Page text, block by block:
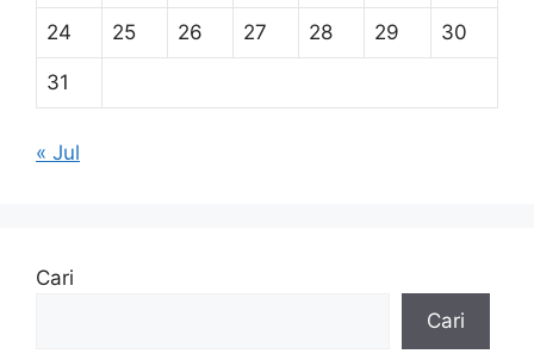
24 25 26 27 28 29 30
31
« Jul
Cari
Cari